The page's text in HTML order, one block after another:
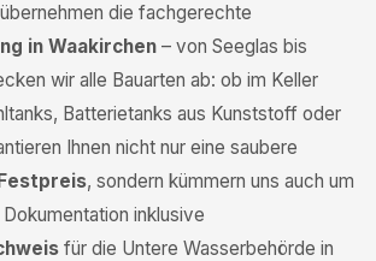
die fachgerechte
in Waakirchen – von Seeglas bis
wir alle Bauarten ab: ob im Keller
Batterietanks aus Kunststoff oder
Ihnen nicht nur eine saubere
, sondern kümmern uns auch um
inklusive
für die Untere Wasserbehörde in